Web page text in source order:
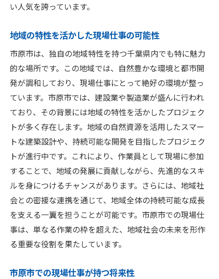
い人気を誇っています。
地域の特性を活かした現場仕事の可能性
市原市は、独自の地域特性を持つ千葉県内でも特に魅力
的な場所です。この地域では、自然豊かな環境と都市開
発が調和しており、現場仕事にとって絶好の環境が整っ
ています。市原市では、建設業や製造業が盛んに行われ
ており、その背景には地域の特性を活かしたプロジェク
トが多く存在します。地域の自然資源を活用したスマー
トな建築設計や、持続可能な開発を目指したプロジェク
トが進行中です。これにより、作業員として現場に参加
することで、地域の発展に貢献しながら、先進的なスキ
ルを身につけるチャンスがあります。さらには、地域社
会との密接な連携を通じて、地域全体の持続可能な成長
を支える一翼を担うことが可能です。市原市での現場仕
事は、単なる作業の枠を超えた、地域社会の未来を形作
る重要な役割を果たしています。
市原市での現場仕事が持つ将来性